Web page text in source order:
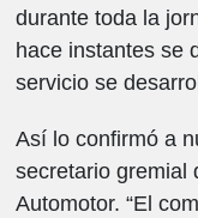
durante toda la
hace instantes se
servicio se
Así lo confirmó a
secretario gremial
Automotor. “El